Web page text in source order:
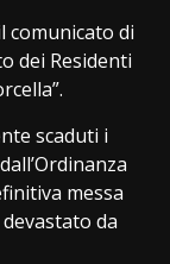
comunicato di
dei Residenti
scaduti i
messa
da